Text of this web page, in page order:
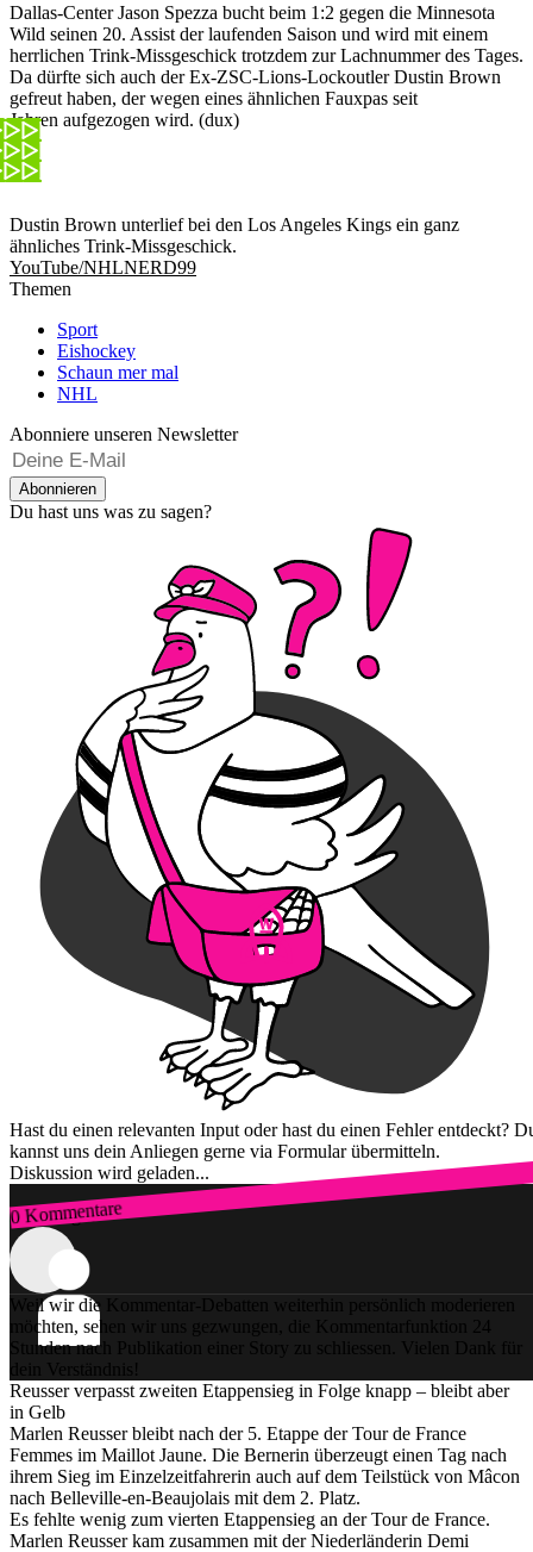
Dallas-Center Jason Spezza bucht beim 1:2 gegen die Minnesota
Wild seinen 20. Assist der laufenden Saison und wird mit einem
herrlichen Trink-Missgeschick trotzdem zur Lachnummer des Tages.
Da dürfte sich auch der Ex-ZSC-Lions-Lockoutler Dustin Brown
gefreut haben, der wegen eines ähnlichen Fauxpas seit
Jahren aufgezogen wird. (dux)
Dustin Brown unterlief bei den Los Angeles Kings ein ganz
ähnliches Trink-Missgeschick.
YouTube/NHLNERD99
Themen
Sport
Eishockey
Schaun mer mal
NHL
Abonniere unseren Newsletter
Abonnieren
Du hast uns was zu sagen?
Hast du einen relevanten Input oder hast du einen Fehler entdeckt?
kannst uns dein Anliegen gerne via Formular übermitteln.
Diskussion wird geladen...
0 Kommentare
Zum Login
Weil wir die Kommentar-Debatten weiterhin persönlich moderieren
möchten, sehen wir uns gezwungen, die Kommentarfunktion 24
Stunden nach Publikation einer Story zu schliessen. Vielen Dank für
dein Verständnis!
Reusser verpasst zweiten Etappensieg in Folge knapp – bleibt aber
in Gelb
Marlen Reusser bleibt nach der 5. Etappe der Tour de France
Femmes im Maillot Jaune. Die Bernerin überzeugt einen Tag nach
ihrem Sieg im Einzelzeitfahrerin auch auf dem Teilstück von Mâcon
nach Belleville-en-Beaujolais mit dem 2. Platz.
Es fehlte wenig zum vierten Etappensieg an der Tour de France.
Marlen Reusser kam zusammen mit der Niederländerin Demi